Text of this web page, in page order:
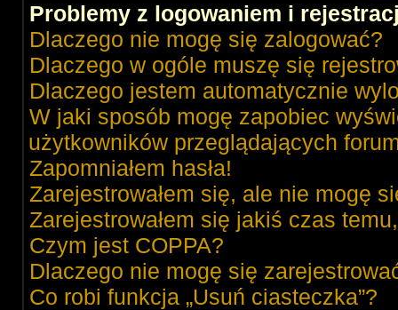
Problemy z logowaniem i
Dlaczego nie mogę się zalogować?
Dlaczego w ogóle muszę się
Dlaczego jestem automatycznie
W jaki sposób mogę zapobiec
użytkowników przeglądających
Zapomniałem hasła!
Zarejestrowałem się, ale nie mogę
Zarejestrowałem się jakiś czas
Czym jest COPPA?
Dlaczego nie mogę się
Co robi funkcja „Usuń ciasteczka”?